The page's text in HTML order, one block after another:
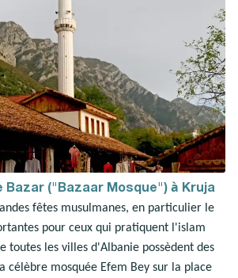
Bazar ("Bazaar Mosque") à Kruja
fêtes musulmanes, en particulier le
pour ceux qui pratiquent l'islam
toutes les villes d'Albanie possèdent des
célèbre mosquée Efem Bey sur la place